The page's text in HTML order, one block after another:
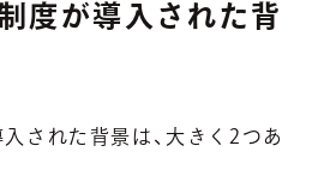
度が導入された背
された背景は、大きく2つあ